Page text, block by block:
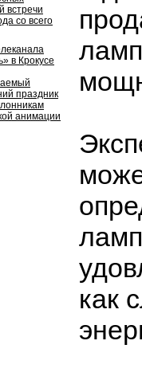
встречи
со всего
в Крокусе
праздник
анимации
как